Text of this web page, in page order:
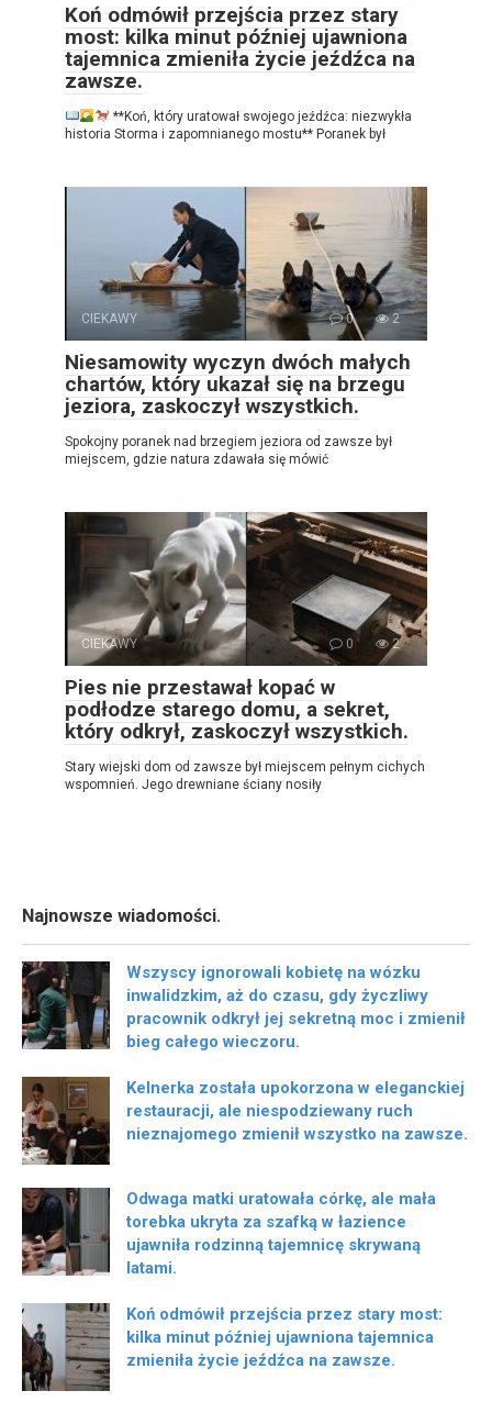
Koń odmówił przejścia przez stary
most: kilka minut później ujawniona
tajemnica zmieniła życie jeźdźca na
zawsze.
**Koń, który uratował swojego jeźdźca: niezwykła
historia Storma i zapomnianego mostu** Poranek był
CIEKAWY 0 2
Niesamowity wyczyn dwóch małych
chartów, który ukazał się na brzegu
jeziora, zaskoczył wszystkich.
Spokojny poranek nad brzegiem jeziora od zawsze był
miejscem, gdzie natura zdawała się mówić
CIEKAWY 0 2
Pies nie przestawał kopać w
podłodze starego domu, a sekret,
który odkrył, zaskoczył wszystkich.
Stary wiejski dom od zawsze był miejscem pełnym cichych
wspomnień. Jego drewniane ściany nosiły
Najnowsze wiadomości.
Wszyscy ignorowali kobietę na wózku
inwalidzkim, aż do czasu, gdy życzliwy
pracownik odkrył jej sekretną moc i zmienił
bieg całego wieczoru.
Kelnerka została upokorzona w eleganckiej
restauracji, ale niespodziewany ruch
nieznajomego zmienił wszystko na zawsze.
Odwaga matki uratowała córkę, ale mała
torebka ukryta za szafką w łazience
ujawniła rodzinną tajemnicę skrywaną
latami.
Koń odmówił przejścia przez stary most:
kilka minut później ujawniona tajemnica
zmieniła życie jeźdźca na zawsze.